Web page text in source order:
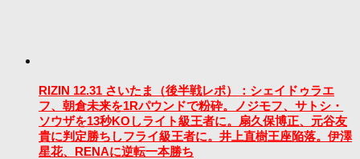
RIZIN 12.31 さいたま（後半戦レポ）：シェイドゥラエ
フ、朝倉未来を1Rパウンドで粉砕。ノジモフ、サトシ・
ソウザを13秒KOしライト級王者に。扇久保博正、元谷友
貴に判定勝ちしフライ級王者に。井上直樹王座陥落。伊澤
星花、RENAに逆転一本勝ち